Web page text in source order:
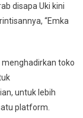
disapa Uki kini
rintisannya, “Emka
menghadirkan toko
untuk lebih
platform.